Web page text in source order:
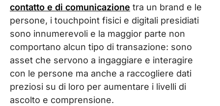
contatto e di comunicazione tra un brand e le
persone, i touchpoint fisici e digitali presidiati
sono innumerevoli e la maggior parte non
comportano alcun tipo di transazione: sono
asset che servono a ingaggiare e interagire
con le persone ma anche a raccogliere dati
preziosi su di loro per aumentare i livelli di
ascolto e comprensione.